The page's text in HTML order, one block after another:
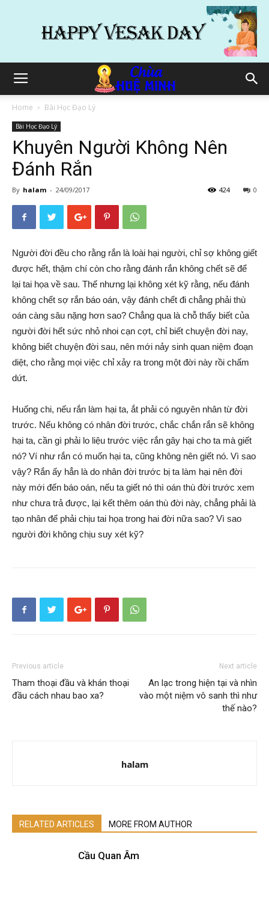
Home Bài Học Đạo Lý
Bài Học Đạo Lý
Khuyên Người Không Nên
Đánh Rắn
By halam - 24/09/2017 0
424
Người đời đều cho rằng rắn là loài hại người, chỉ sợ không giết
được hết, thậm chí còn cho rằng đánh rắn không chết sẽ để
lại tai họa về sau. Thế nhưng lại không xét kỹ rằng, nếu đánh
không chết sợ rắn báo oán, vậy đánh chết đi chẳng phải thù
oán càng sâu nặng hơn sao? Chẳng qua là chỗ thấy biết của
người đời hết sức nhỏ nhoi cạn cợt, chỉ biết chuyện đời nay,
không biết chuyện đời sau, nên mới nảy sinh quan niệm đoạn
diệt, cho rằng mọi việc chỉ xảy ra trong một đời này rồi chấm
dứt.
Huống chi, nếu rắn làm hại ta, ắt phải có nguyên nhân từ đời
trước. Nếu không có nhân đời trước, chắc chắn rắn sẽ không
hại ta, cần gì phải lo liệu trước việc rắn gây hại cho ta mà giết
nó? Ví như rắn có muốn hại ta, cũng không nên giết nó. Vì sao
vậy? Rắn ấy hẳn là do nhân đời trước bị ta làm hại nên đời
này mới đến báo oán, nếu ta giết nó thì oán thù đời trước xem
như chưa trả được, lại kết thêm oán thù đời này, chẳng phải là
tạo nhân để phải chịu tai họa trong hai đời nữa sao? Vì sao
người đời không chịu suy xét kỹ?
Previous article
Tham thoại đầu và khán thoại
đầu cách nhau bao xa?
Next article
An lạc trong hiện tại và nhìn
vào một niệm vô sanh thì như
thế nào?
halam
RELATED ARTICLES MORE FROM AUTHOR
Cầu Quan Âm